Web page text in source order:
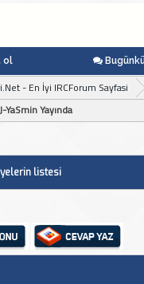
ol
- En İyi IRCForum Sayfasi
YaSmin Yayında
listesi